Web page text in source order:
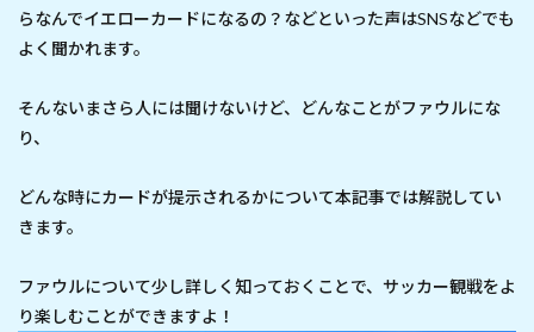
らなんでイエローカードになるの？などといった声はSNSなどでも
よく聞かれます。
そんないまさら人には聞けないけど、どんなことがファウルにな
り、
どんな時にカードが提示されるかについて本記事では解説してい
きます。
ファウルについて少し詳しく知っておくことで、サッカー観戦をよ
り楽しむことができますよ！